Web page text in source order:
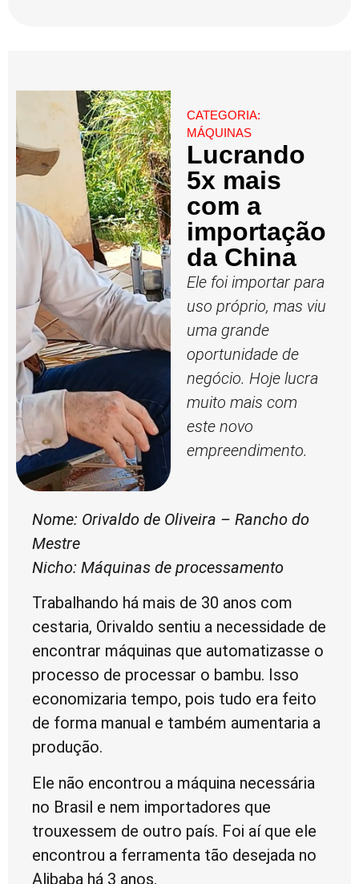
CATEGORIA:
MÁQUINAS
Lucrando
5x mais
com a
importação
da China
Ele foi importar para
uso próprio, mas viu
uma grande
oportunidade de
negócio. Hoje lucra
muito mais com
este novo
empreendimento.
Nome: Orivaldo de Oliveira – Rancho do
Mestre
Nicho: Máquinas de processamento
Trabalhando há mais de 30 anos com
cestaria, Orivaldo sentiu a necessidade de
encontrar máquinas que automatizasse o
processo de processar o bambu. Isso
economizaria tempo, pois tudo era feito
de forma manual e também aumentaria a
produção.
Ele não encontrou a máquina necessária
no Brasil e nem importadores que
trouxessem de outro país. Foi aí que ele
encontrou a ferramenta tão desejada no
Alibaba há 3 anos.